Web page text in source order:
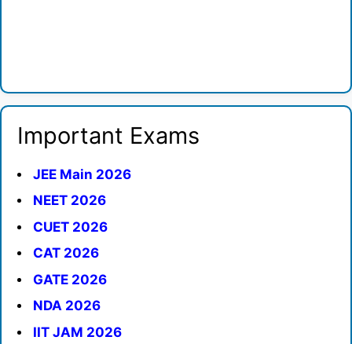
Important Exams
JEE Main 2026
NEET 2026
CUET 2026
CAT 2026
GATE 2026
NDA 2026
IIT JAM 2026